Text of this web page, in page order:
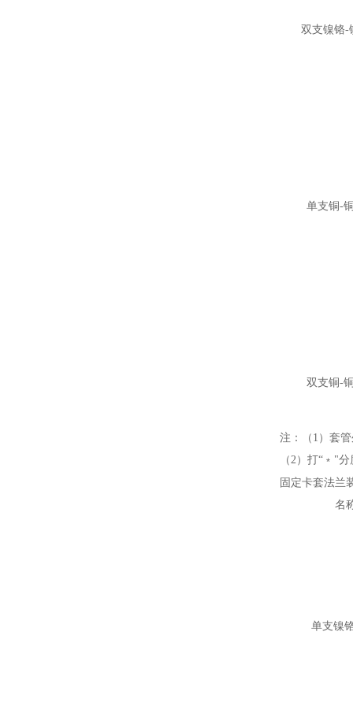
双支镍铬-
单支铜-
双支铜-
注：（1）套
（2）打“﹡"
固定卡套法兰
名
单支镍